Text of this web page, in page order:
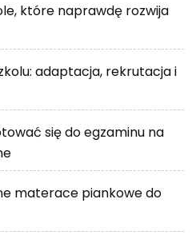
które naprawdę rozwija
adaptacja, rekrutacja i
się do egzaminu na
materace piankowe do